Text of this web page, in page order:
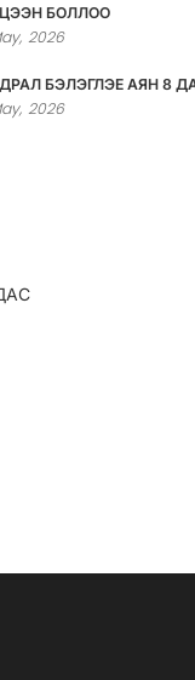
БОЛЛОО
2026
БЭЛЭГЛЭЕ АЯН 8
2026